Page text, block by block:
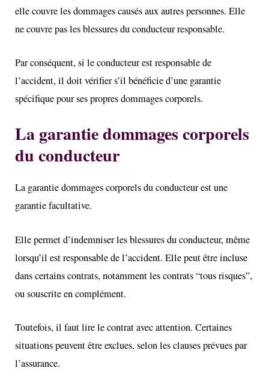
elle couvre les dommages causés aux autres personnes. Elle
ne couvre pas les blessures du conducteur responsable.
Par conséquent, si le conducteur est responsable de
l’accident, il doit vérifier s’il bénéficie d’une garantie
spécifique pour ses propres dommages corporels.
La garantie dommages corporels
du conducteur
La garantie dommages corporels du conducteur est une
garantie facultative.
Elle permet d’indemniser les blessures du conducteur, même
lorsqu’il est responsable de l’accident. Elle peut être incluse
dans certains contrats, notamment les contrats “tous risques”,
ou souscrite en complément.
Toutefois, il faut lire le contrat avec attention. Certaines
situations peuvent être exclues, selon les clauses prévues par
l’assurance.